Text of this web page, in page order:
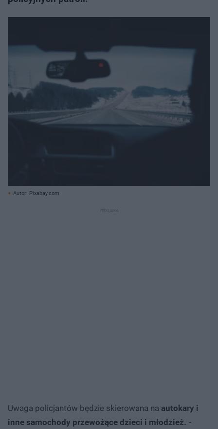
Autor: Pixabay.com
Uwaga policjantów będzie skierowana na autokary i
inne samochody przewożące dzieci i młodzież. -